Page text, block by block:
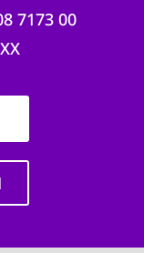
7173 00